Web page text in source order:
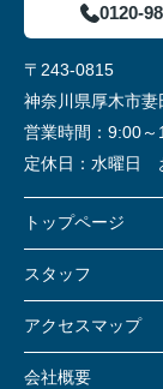
0120-
〒243-0815
神奈川県厚木市
営業時間： 9:00～
定休日： 水曜日
トップページ
スタッフ
アクセスマップ
会社概要